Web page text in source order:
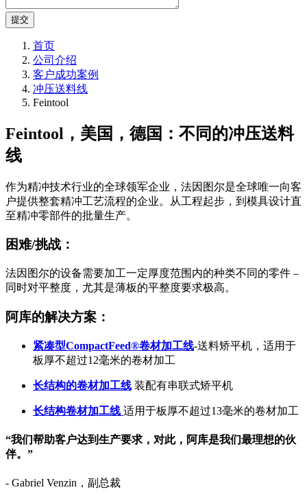
提交
首页
公司介绍
客户成功案例
冲压送料线
Feintool
Feintool，美国，德国：不同的冲压送料
线
作为精冲技术行业的全球领军企业，法因图尔是全球唯一向客
户提供整套精冲工艺流程的企业。从工程起步，到模具设计直
至精冲零部件的批量生产。
困难/挑战：
法因图尔的设备需要加工一定厚度范围内的种类不同的零件 –
同时对平整度，尤其是薄板的平整度要求极高。
阿库的解决方案：
紧凑型CompactFeed®卷材加工线-送料矫平机，适用于
板厚不超过12毫米的卷材加工
长结构的卷材加工线 装配有串联式矫平机
长结构卷材加工线 适用于板厚不超过13毫米的卷材加工
“我们帮助客户达到生产要求，对此，阿库是我们最理想的伙
伴。”
- Gabriel Venzin，副总裁